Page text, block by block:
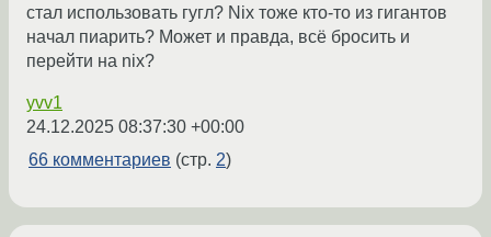
стал использовать гугл? Nix тоже кто-то из гигантов
начал пиарить? Может и правда, всё бросить и
перейти на nix?
yvv1
24.12.2025 08:37:30 +00:00
66 комментариев (стр. 2)